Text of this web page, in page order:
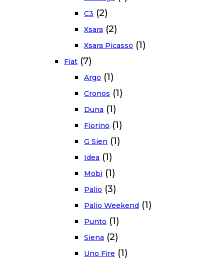
C3 (2)
Xsara (2)
Xsara Picasso (1)
Fiat (7)
Argo (1)
Cronos (1)
Duna (1)
Fiorino (1)
G Sien (1)
Idea (1)
Mobi (1)
Palio (3)
Palio Weekend (1)
Punto (1)
Siena (2)
Uno Fire (1)